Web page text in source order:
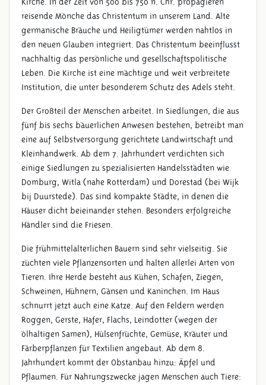
reisende Mönche das Christentum in unserem Land. Alte
germanische Bräuche und Heiligtümer werden nahtlos in
den neuen Glauben integriert. Das Christentum beeinflusst
nachhaltig das persönliche und gesellschaftspolitische
Leben. Die Kirche ist eine mächtige und weit verbreitete
Institution, die unter besonderem Schutz des Adels steht.
Der Großteil der Menschen arbeitet. In Siedlungen, die aus
fünf bis sechs bäuerlichen Anwesen bestehen, betreibt man
eine auf Selbstversorgung gerichtete Landwirtschaft und
Kleinhandwerk. Ab dem 7. Jahrhundert verdichten sich
einige Siedlungen zu spezialisierten Handelsstädten wie
Domburg, Witla (nahe Rotterdam) und Dorestad (bei Wijk
bij Duurstede). Das sind kompakte Städte, in denen die
Häuser dicht beieinander stehen. Besonders erfolgreiche
Händler sind die Friesen.
Die frühmittelalterlichen Bauern sind sehr vielseitig. Sie
züchten viele Pflanzensorten und halten allerlei Arten von
Tieren. Ihre Herde besteht aus Kühen, Schafen, Ziegen,
Schweinen, Hühnern, Gänsen und Kaninchen. Im Haus
schnurrt jetzt auch eine Katze. Auf den Feldern werden
Roggen, Gerste, Hafer, Flachs, Leindotter (wegen der
ölhaltigen Samen), Hülsenfrüchte, Gemüse, Kräuter und
Färberpflanzen für Textilien angebaut. Ab dem 8.
Jahrhundert kommt der Obstanbau hinzu: Äpfel und
Pflaumen. Für Nahrungszwecke jagen Menschen auch Tiere: